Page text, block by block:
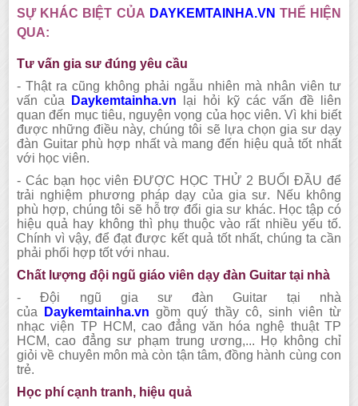
SỰ KHÁC BIỆT CỦA DAYKEMTAINHA.VN THỂ HIỆN
QUA:
Tư vấn gia sư đúng yêu cầu
-Thật ra cũng không phải ngẫu nhiên mà nhân viên tư
vấn của
Daykemtainha.vn lại hỏi kỹ các vấn đề liên
quan đến mục tiêu, nguyện vọng của học viên. Vì khi biết
được những điều này, chúng tôi sẽ lựa chọn gia sư dạy
đàn Guitar phù hợp nhất và mang đến hiệu quả tốt nhất
với học viên.
- Các bạn học viên ĐƯỢC HỌC THỬ 2 BUỔI ĐẦU để
trải nghiệm phương pháp dạy của gia sư. Nếu không
phù hợp, chúng tôi sẽ hỗ trợ đổi gia sư khác. Học tập có
hiệu quả hay không thì phụ thuộc vào rất nhiều yếu tố.
Chính vì vậy, để đạt được kết quả tốt nhất, chúng ta cần
phải phối hợp tốt với nhau.
Chất lượng đội ngũ giáo viên dạy đànGuitar tại nhà
-Đội ngũ gia sư đànGuitar tại nhà
của
Daykemtainha.vn gồm quý thầy cô, sinh viên từ
nhạc viện TP HCM, cao đẳng văn hóa nghệ thuật TP
HCM, cao đẳng sư phạm trung ương,... Họ không chỉ
giỏi về chuyên môn mà còn tận tâm, đồng hành cùng con
trẻ.
Học phí cạnh tranh, hiệu quả